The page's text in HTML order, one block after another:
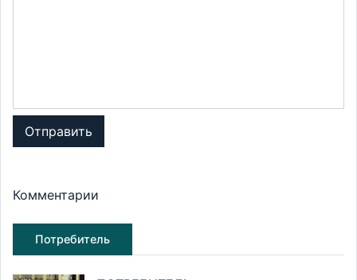
Отправить
Комментарии
Потребитель